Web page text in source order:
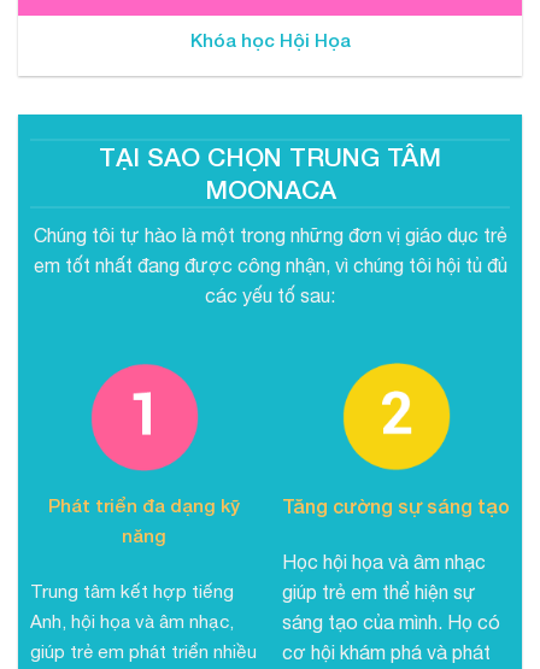
Khóa học Hội Họa
TẠI SAO CHỌN TRUNG TÂM
MOONACA
Chúng tôi tự hào là một trong những đơn vị giáo dục trẻ
em tốt nhất đang được công nhận, vì chúng tôi hội tủ đủ
các yếu tố sau:
Phát triển đa dạng kỹ
năng
Trung tâm kết hợp tiếng
Anh, hội họa và âm nhạc,
giúp trẻ em phát triển nhiều
Tăng cường sự sáng tạo
Học hội họa và âm nhạc
giúp trẻ em thể hiện sự
sáng tạo của mình. Họ có
cơ hội khám phá và phát